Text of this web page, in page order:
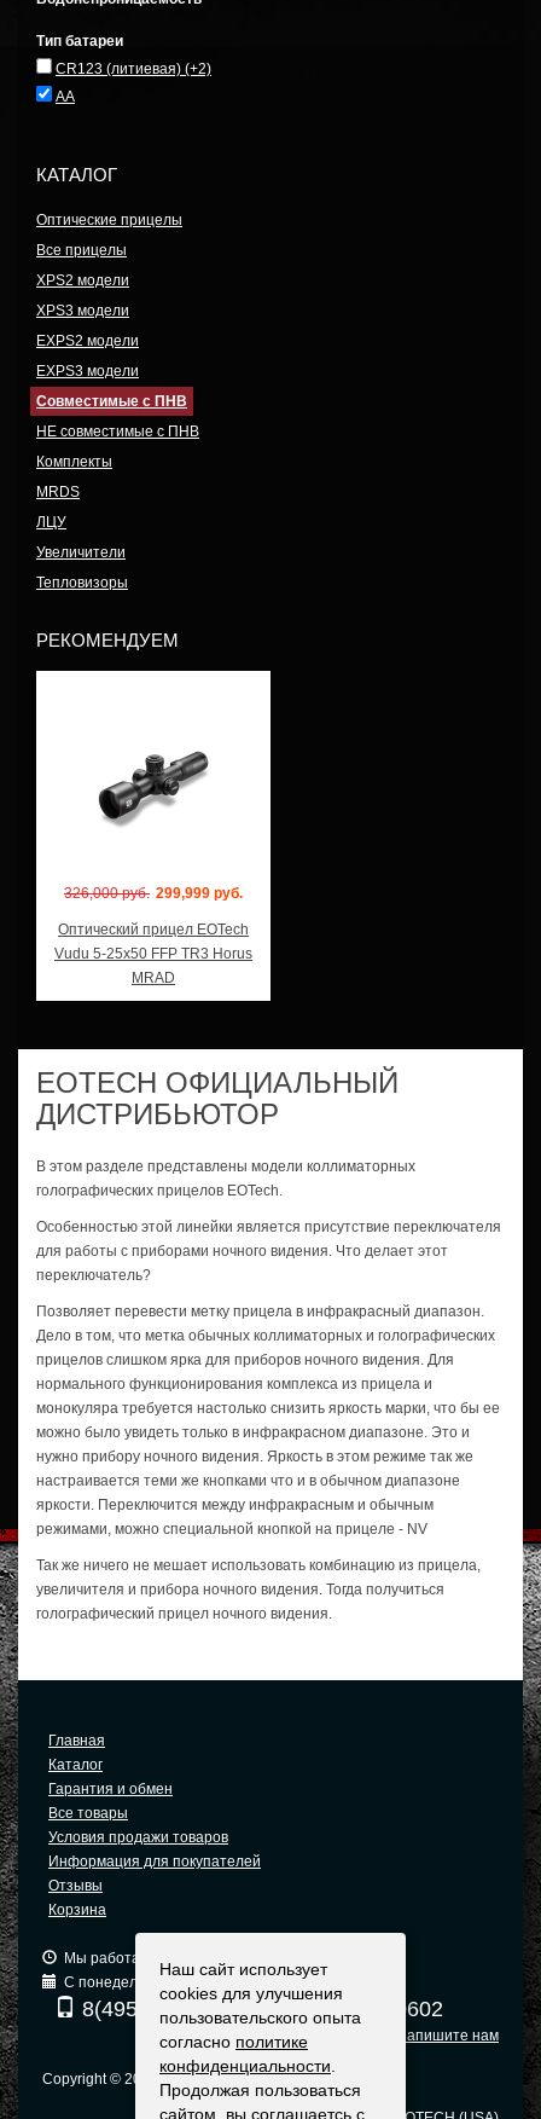
Тип батареи
CR123 (литиевая) (+2)
AA
КАТАЛОГ
Оптические прицелы
Все прицелы
XPS2 модели
XPS3 модели
EXPS2 модели
EXPS3 модели
Совместимые с ПНВ
НЕ совместимые с ПНВ
Комплекты
MRDS
ЛЦУ
Увеличители
Тепловизоры
РЕКОМЕНДУЕМ
326,000 руб. 299,999 руб.
Оптический прицел EOTech
Vudu 5-25x50 FFP TR3 Horus
MRAD
EOTECH ОФИЦИАЛЬНЫЙ
ДИСТРИБЬЮТОР
В этом разделе представлены модели коллиматорных
голографических прицелов EOTech.
Особенностью этой линейки является присутствие переключателя
для работы с приборами ночного видения. Что делает этот
переключатель?
Позволяет перевести метку прицела в инфракрасный диапазон.
Дело в том, что метка обычных коллиматорных и голографических
прицелов слишком ярка для приборов ночного видения. Для
нормального функционирования комплекса из прицела и
монокуляра требуется настолько снизить яркость марки, что бы ее
можно было увидеть только в инфракрасном диапазоне. Это и
нужно прибору ночного видения. Яркость в этом режиме так же
настраивается теми же кнопками что и в обычном диапазоне
яркости. Переключится между инфракрасным и обычным
режимами, можно специальной кнопкой на прицеле - NV
Так же ничего не мешает использовать комбинацию из прицела,
увеличителя и прибора ночного видения. Тогда получиться
голографический прицел ночного видения.
Главная
Каталог
Гарантия и обмен
Все товары
Условия продажи товаров
Информация для покупателей
Отзывы
Корзина
Мы работаем: 9:00 — 19:00 (МСК)
С понедельника по пятницу
8(495) 740-6680 8(903) 540-0602
Напишите нам
Copyright © 2005-2015 Москва
Наш сайт использует
cookies для улучшения
пользовательского опыта
согласно политике
конфиденциальности
Продолжая пользоваться
сайтом, вы соглашаетсь с